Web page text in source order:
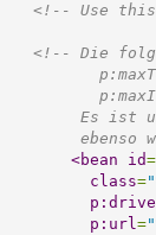
<!-- Use
<!-- Die
<bean
id=
class=
p:url=